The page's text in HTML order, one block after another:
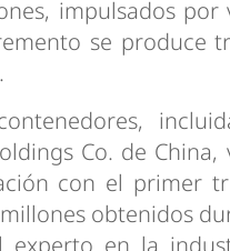
impulsados
se produce
Co. de
con el primer
obtenidos
en la